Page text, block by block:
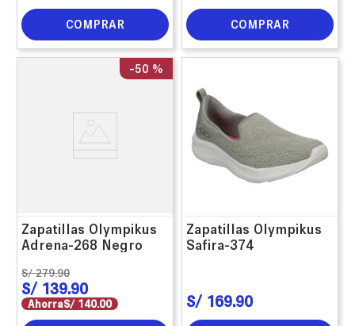
COMPRAR COMPRAR
-50 %
Zapatillas Olympikus
Adrena-268 Negro
S/ 279.90
S/ 139.90
AhorraS/ 140.00
Zapatillas Olympikus
Safira-374
S/ 169.90